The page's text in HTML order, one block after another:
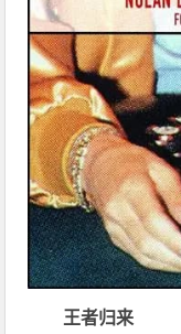
王者归来